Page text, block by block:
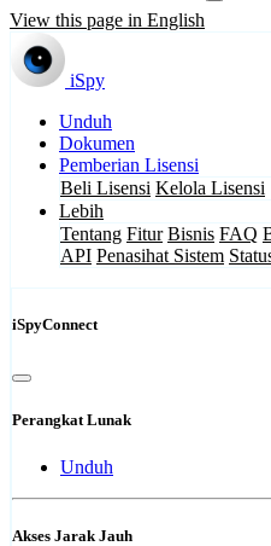
View this page in English
iSpy
Unduh
Dokumen
Pemberian Lisensi
Beli Lisensi Kelola Lisensi
Lebih
Tentang Fitur Bisnis FAQ
API Penasihat Sistem
iSpyConnect
Perangkat Lunak
Unduh
Akses Jarak Jauh